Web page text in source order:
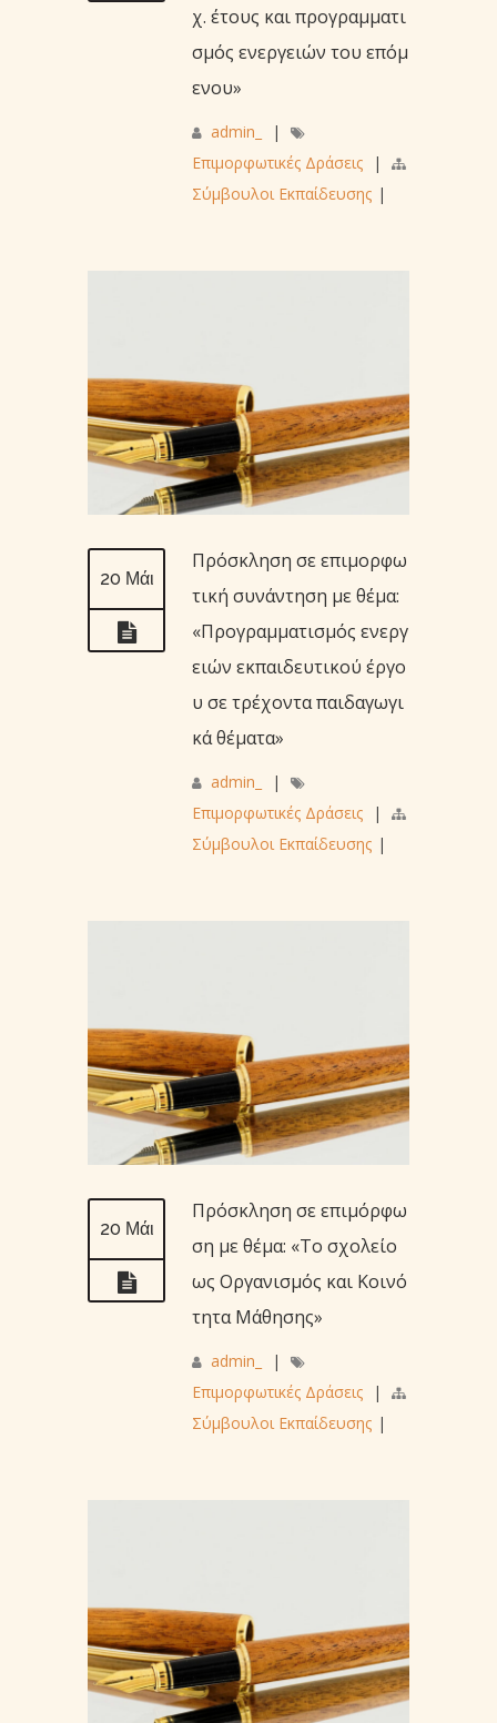
χ. έτους και προγραμματι
σμός ενεργειών του επόμ
ενου»
admin_
|
Επιμορφωτικές Δράσεις
|
Σύμβουλοι Εκπαίδευσης |
20 Μάι
Πρόσκληση σε επιμορφω
τική συνάντηση με θέμα:
«Προγραμματισμός ενεργ
ειών εκπαιδευτικού έργο
υ σε τρέχοντα παιδαγωγι
κά θέματα»
admin_
|
Επιμορφωτικές Δράσεις
|
Σύμβουλοι Εκπαίδευσης |
20 Μάι
Πρόσκληση σε επιμόρφω
ση με θέμα: «Το σχολείο
ως Οργανισμός και Κοινό
τητα Μάθησης»
admin_
|
Επιμορφωτικές Δράσεις
|
Σύμβουλοι Εκπαίδευσης |